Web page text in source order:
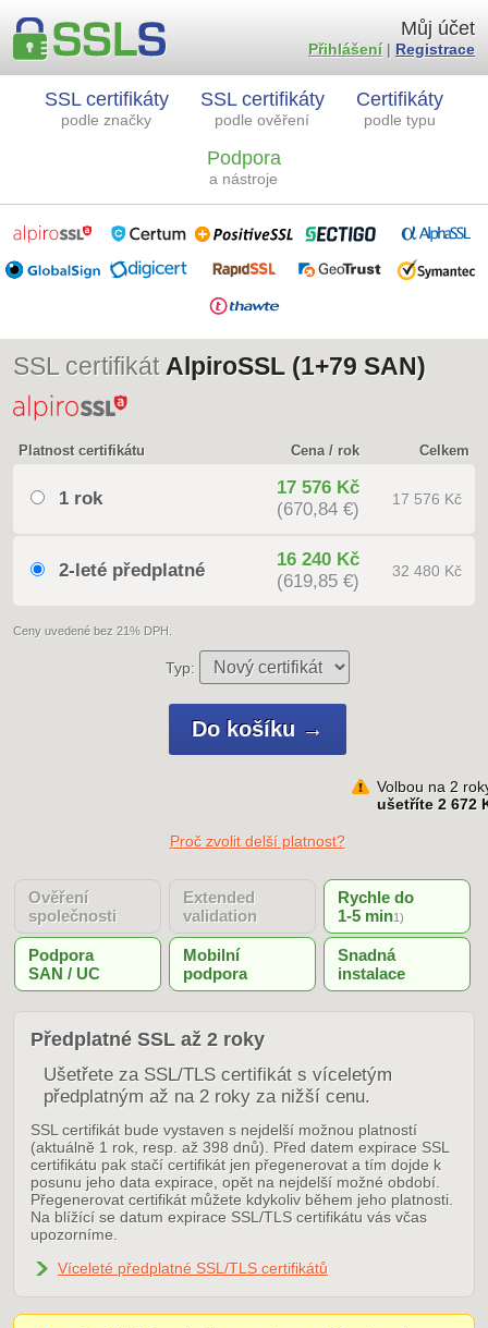
SSL certifikáty
podle značky
SSL certifikáty
podle ověření
Certifikáty
podle typu
Podpora
a nástroje
Můj účet
Přihlášení| Registrace
SSL certifikát AlpiroSSL (1+79 SAN)
Platnost certifikátu Cena / rok Celkem
1 rok
17 576 Kč
(670,84 €)
17 576 Kč
2-leté předplatné
16 240 Kč
(619,85 €)
32 480 Kč
Ceny uvedené bez 21% DPH.
Typ:
Volbou na 2
ušetříte 2 672
Proč zvolit delší platnost?
Ověření
společnosti
Extended
validation
Rychle do
1-5 min1)
Podpora
SAN / UC
Mobilní
podpora
Snadná
instalace
Předplatné SSL až 2 roky
Ušetřete za SSL/TLS certifikát s víceletým
předplatným až na 2 roky za nižší cenu.
SSL certifikát bude vystaven s nejdelší možnou platností
(aktuálně 1 rok, resp. až 398 dnů). Před datem expirace SSL
certifikátu pak stačí certifikát jen přegenerovat a tím dojde k
posunu jeho data expirace, opět na nejdelší možné období.
Přegenerovat certifikát můžete kdykoliv během jeho platnosti.
Na blížící se datum expirace SSL/TLS certifikátu vás včas
upozorníme.
Víceleté předplatné SSL/TLS certifikátů